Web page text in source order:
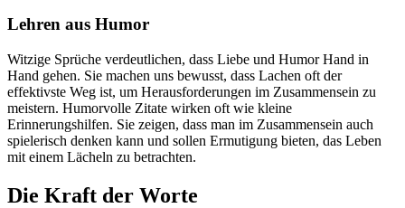
Lehren aus Humor
Witzige Sprüche verdeutlichen, dass Liebe und Humor Hand in
Hand gehen. Sie machen uns bewusst, dass Lachen oft der
effektivste Weg ist, um Herausforderungen im Zusammensein zu
meistern. Humorvolle Zitate wirken oft wie kleine
Erinnerungshilfen. Sie zeigen, dass man im Zusammensein auch
spielerisch denken kann und sollen Ermutigung bieten, das Leben
mit einem Lächeln zu betrachten.
Die Kraft der Worte